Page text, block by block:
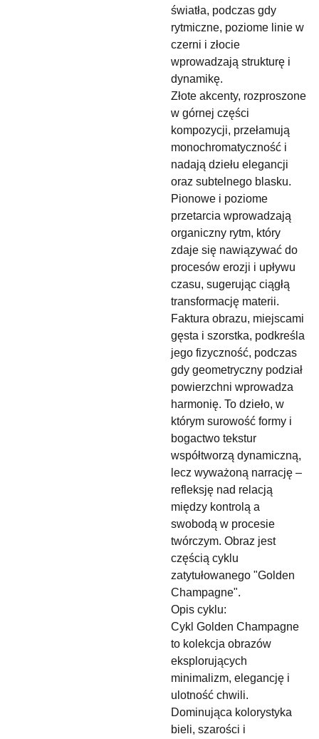
światła, podczas gdy
rytmiczne, poziome linie w
czerni i złocie
wprowadzają strukturę i
dynamikę.
Złote akcenty, rozproszone
w górnej części
kompozycji, przełamują
monochromatyczność i
nadają dziełu elegancji
oraz subtelnego blasku.
Pionowe i poziome
przetarcia wprowadzają
organiczny rytm, który
zdaje się nawiązywać do
procesów erozji i upływu
czasu, sugerując ciągłą
transformację materii.
Faktura obrazu, miejscami
gęsta i szorstka, podkreśla
jego fizyczność, podczas
gdy geometryczny podział
powierzchni wprowadza
harmonię. To dzieło, w
którym surowość formy i
bogactwo tekstur
współtworzą dynamiczną,
lecz wyważoną narrację –
refleksję nad relacją
między kontrolą a
swobodą w procesie
twórczym. Obraz jest
częścią cyklu
zatytułowanego "Golden
Champagne".
Opis cyklu:
Cykl Golden Champagne
to kolekcja obrazów
eksplorujących
minimalizm, elegancję i
ulotność chwili.
Dominująca kolorystyka
bieli, szarości i